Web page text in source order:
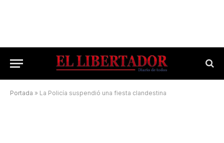
Portada » La Policía suspendió una fiesta clandestina